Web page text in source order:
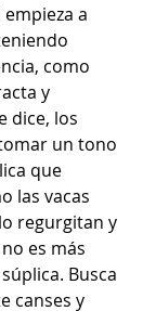
a
como
y
dice, los
un tono
que
las vacas
regurgitan y
es más
Busca
canses y